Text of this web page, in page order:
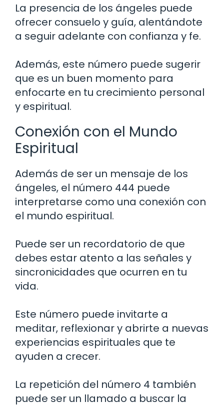
La presencia de los ángeles puede
ofrecer consuelo y guía, alentándote
a seguir adelante con confianza y fe.
Además, este número puede sugerir
que es un buen momento para
enfocarte en tu crecimiento personal
y espiritual.
Conexión con el Mundo
Espiritual
Además de ser un mensaje de los
ángeles, el número 444 puede
interpretarse como una conexión con
el mundo espiritual.
Puede ser un recordatorio de que
debes estar atento a las señales y
sincronicidades que ocurren en tu
vida.
Este número puede invitarte a
meditar, reflexionar y abrirte a nuevas
experiencias espirituales que te
ayuden a crecer.
La repetición del número 4 también
puede ser un llamado a buscar la